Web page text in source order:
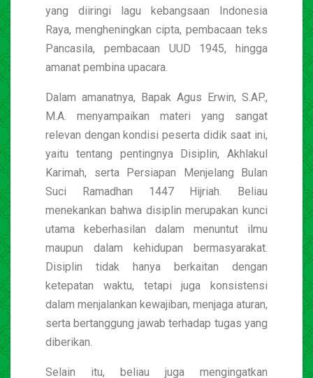
yang diiringi lagu kebangsaan Indonesia
Raya, mengheningkan cipta, pembacaan teks
Pancasila, pembacaan UUD 1945, hingga
amanat pembina upacara.
Dalam amanatnya, Bapak Agus Erwin, S.AP.,
M.A. menyampaikan materi yang sangat
relevan dengan kondisi peserta didik saat ini,
yaitu tentang pentingnya Disiplin, Akhlakul
Karimah, serta Persiapan Menjelang Bulan
Suci Ramadhan 1447 Hijriah. Beliau
menekankan bahwa disiplin merupakan kunci
utama keberhasilan dalam menuntut ilmu
maupun dalam kehidupan bermasyarakat.
Disiplin tidak hanya berkaitan dengan
ketepatan waktu, tetapi juga konsistensi
dalam menjalankan kewajiban, menjaga aturan,
serta bertanggung jawab terhadap tugas yang
diberikan.
Selain itu, beliau juga mengingatkan